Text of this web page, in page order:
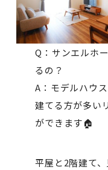
Q：サンエルホ
るの？
A：モデルハウ
建てる方が多い
ができます🏠
平屋と2階建て